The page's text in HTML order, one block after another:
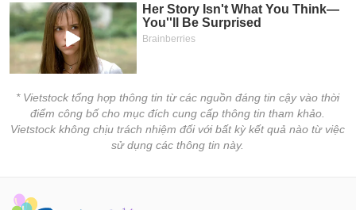
* Vietstock tổng hợp thông tin từ các nguồn đáng tin cậy vào thời
điểm công bố cho mục đích cung cấp thông tin tham khảo.
Vietstock không chịu trách nhiệm đối với bất kỳ kết quả nào từ việc
sử dụng các thông tin này.